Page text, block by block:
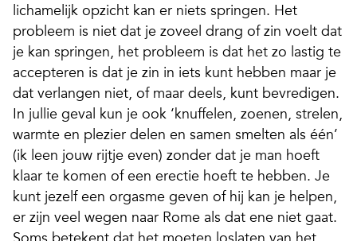
lichamelijk opzicht kan er niets springen. Het
probleem is niet dat je zoveel drang of zin voelt dat
je kan springen, het probleem is dat het zo lastig te
accepteren is dat je zin in iets kunt hebben maar je
dat verlangen niet, of maar deels, kunt bevredigen.
In jullie geval kun je ook ‘knuffelen, zoenen, strelen,
warmte en plezier delen en samen smelten als één’
(ik leen jouw rijtje even) zonder dat je man hoeft
klaar te komen of een erectie hoeft te hebben. Je
kunt jezelf een orgasme geven of hij kan je helpen,
er zijn veel wegen naar Rome als dat ene niet gaat.